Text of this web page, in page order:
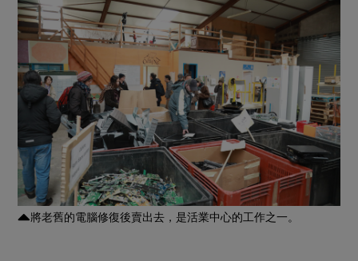
將老舊的電腦修復後賣出去，是活業中心的工作之一。